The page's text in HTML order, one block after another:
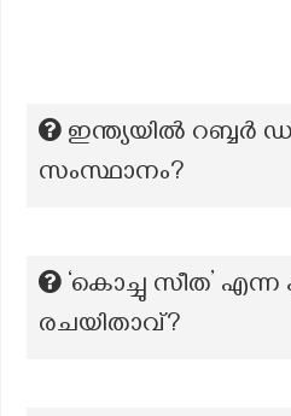
ഇന്ത്യയില്‍ റബ്ബര്‍
സംസ്ഥാനം?
‘കൊച്ചു സീത’
രചയിതാവ്?